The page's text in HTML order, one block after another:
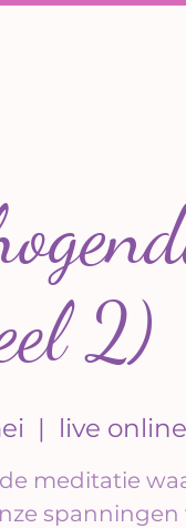
2)
  |
live online
meditatie
spanningen